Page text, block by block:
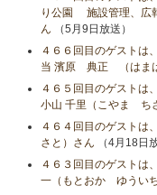
り公園 施設管理、広
ん （5月9日放送）
４６６回目のゲスト
当 濱原 典正 （はま
４６５回目のゲスト
小山​ 千里（こやま ち
４６４回目のゲスト
さと）さん （4月18日
４６３回目のゲストは
一（もとおか ゆうい